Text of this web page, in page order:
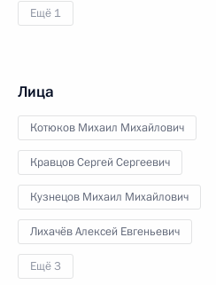
Ещё 1
Лица
Котюков Михаил Михайлович
Кравцов Сергей Сергеевич
Кузнецов Михаил Михайлович
Лихачёв Алексей Евгеньевич
Ещё 3